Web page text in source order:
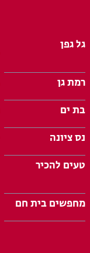
גל גפן
רמת גן
בת ים
נס ציונה
טעים להכיר
מחפשים בית חם